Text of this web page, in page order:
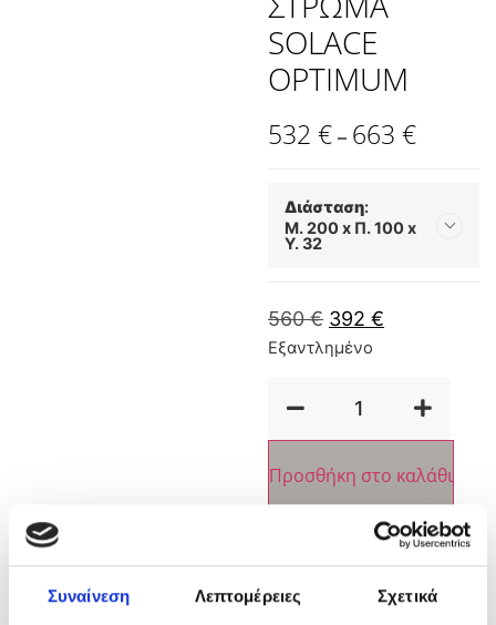
Συναίνεση Λεπτομέρειες Σχετικά
SOLACE
OPTIMUM
532€ – 663€
Διάσταση:
Μ. 200 x Π. 100 x
Υ. 32
Μ. 200 x Π. 120 x Υ. 32
560€ 392€
Εξαντλημένο
Προσθήκη στο καλάθι
Προσθήκη στην
Λίστα Επιθυμιών.